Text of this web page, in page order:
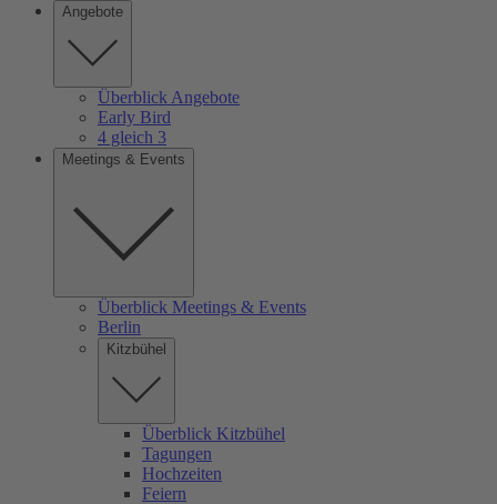
Angebote
Überblick Angebote
Early Bird
4 gleich 3
Meetings & Events
Überblick Meetings & Events
Berlin
Kitzbühel
Überblick Kitzbühel
Tagungen
Hochzeiten
Feiern